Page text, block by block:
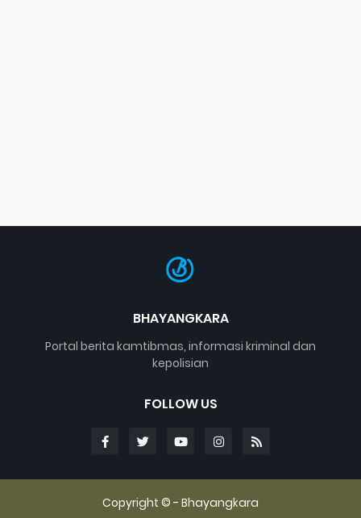
BHAYANGKARA
Portal berita kamtibmas, informasi kriminal dan
kepolisian
FOLLOW US
Copyright © - Bhayangkara